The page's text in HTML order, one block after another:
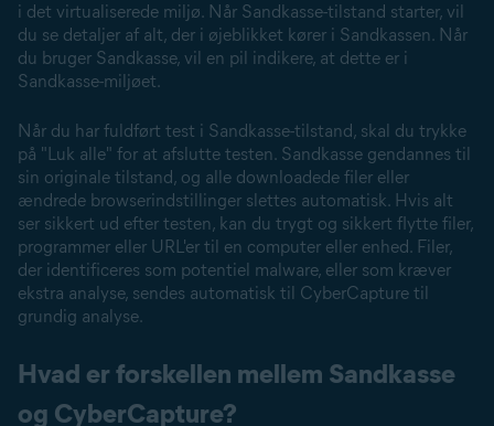
i det virtualiserede miljø. Når Sandkasse-tilstand starter, vil
du se detaljer af alt, der i øjeblikket kører i Sandkassen. Når
du bruger Sandkasse, vil en pil indikere, at dette er i
Sandkasse-miljøet.
Når du har fuldført test i Sandkasse-tilstand, skal du trykke
på "Luk alle" for at afslutte testen. Sandkasse gendannes til
sin originale tilstand, og alle downloadede filer eller
ændrede browserindstillinger slettes automatisk. Hvis alt
ser sikkert ud efter testen, kan du trygt og sikkert flytte filer,
programmer eller URL'er til en computer eller enhed. Filer,
der identificeres som potentiel malware, eller som kræver
ekstra analyse, sendes automatisk til CyberCapture til
grundig analyse.
Hvad er forskellen mellem Sandkasse
og CyberCapture?